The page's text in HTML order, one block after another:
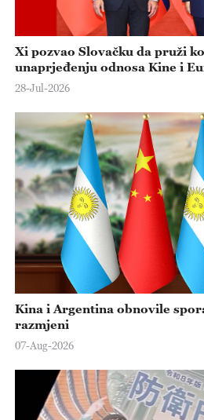
Xi pozvao Slovačku da pruži
unaprjeđenju odnosa Kine i
28-Jul-2026
Kina i Argentina obnovile
razmjeni
07-Aug-2026